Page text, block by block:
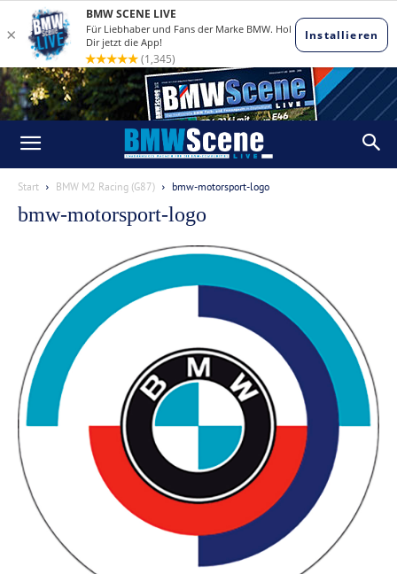
Start BMW M2 Racing (G87) bmw-motorsport-logo
bmw-motorsport-logo